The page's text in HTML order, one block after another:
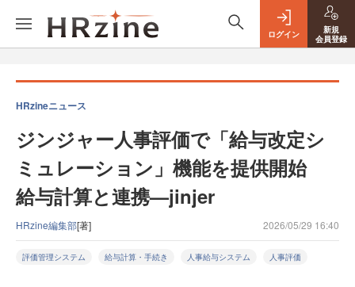
ログイン
新規
会員登録
HRzineニュース
ジンジャー人事評価で「給与改定シ
ミュレーション」機能を提供開始
給与計算と連携—jinjer
HRzine編集部[著] 2026/05/29 16:40
評価管理システム 給与計算・手続き 人事給与システム 人事評価